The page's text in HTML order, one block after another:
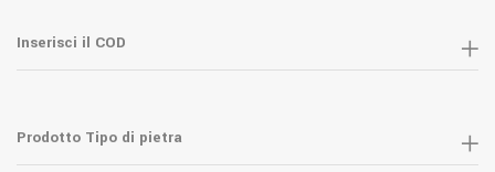
Inserisci il COD
Prodotto Tipo di pietra